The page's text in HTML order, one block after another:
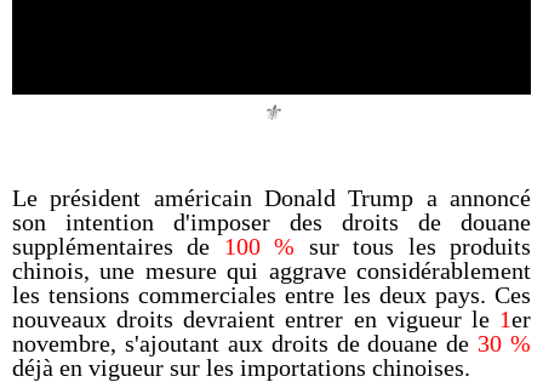
⚜️
Le président américain Donald Trump a annoncé
son intention d'imposer des droits de douane
supplémentaires de 100 % sur tous les produits
chinois, une mesure qui aggrave considérablement
les tensions commerciales entre les deux pays. Ces
nouveaux droits devraient entrer en vigueur le 1er
novembre, s'ajoutant aux droits de douane de 30 %
déjà en vigueur sur les importations chinoises.